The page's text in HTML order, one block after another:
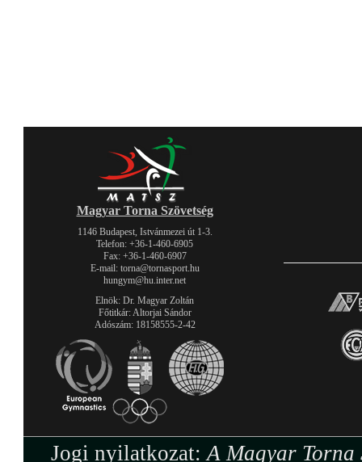
Magyar Torna Szövetség
1146 Budapest, Istvánmezei út 1-3.
Telefon: +36-1-460-6905
Fax: +36-1-460-6907
E-mail: torna@tornasport.hu
hungym@hu.inter.net
Elnök: Dr. Magyar Zoltán
Főtitkár: Altorjai Sándor
Adószám: 18158555-2-42
Jogi nyilatkozat:A Magyar Torna